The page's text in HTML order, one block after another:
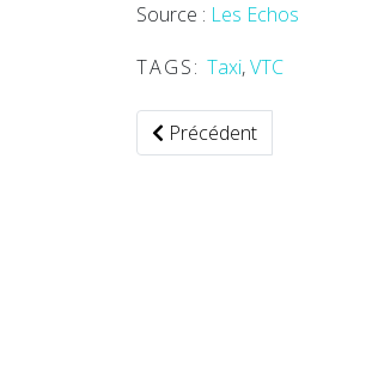
Source : Les Echos
TAGS: Taxi,VTC
Article précédent :
Précédent